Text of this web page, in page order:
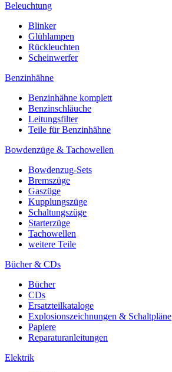
Beleuchtung
Blinker
Glühlampen
Rückleuchten
Scheinwerfer
Benzinhähne
Benzinhähne komplett
Benzinschläuche
Leitungsfilter
Teile für Benzinhähne
Bowdenzüge & Tachowellen
Bowdenzug-Sets
Bremszüge
Gaszüge
Kupplungszüge
Schaltungszüge
Starterzüge
Tachowellen
weitere Teile
Bücher & CDs
Bücher
CDs
Ersatzteilkataloge
Explosionszeichnungen & Schaltpläne
Papiere
Reparaturanleitungen
Elektrik